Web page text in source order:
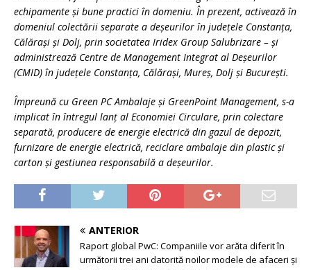
echipamente și bune practici în domeniu. În prezent, activează în
domeniul colectării separate a deșeurilor în județele Constanța,
Călărași și Dolj, prin societatea Iridex Group Salubrizare – și
administrează Centre de Management Integrat al Deșeurilor
(CMID) în județele Constanța, Călărași, Mureș, Dolj și București.
Împreună cu Green PC Ambalaje și GreenPoint Management, s-a
implicat în întregul lanț al Economiei Circulare, prin colectare
separată, producere de energie electrică din gazul de depozit,
furnizare de energie electrică, reciclare ambalaje din plastic și
carton și gestiunea responsabilă a deșeurilor.
ANTERIOR
Raport global PwC: Companiile vor arăta diferit în
următorii trei ani datorită noilor modele de afaceri și